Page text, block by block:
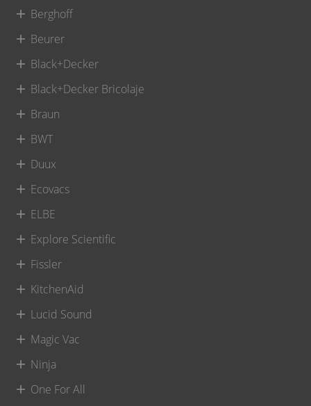
Berghoff
Beurer
Black+Decker
Black+Decker Bricolaje
Braun
BWT
Duux
Ecovacs
ELBE
Explore Scientific
Fissler
KitchenAid
Lucid Sound
Magic Vac
Ninja
One For All